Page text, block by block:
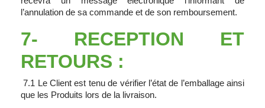
l’annulation de sa commande et de son remboursement.
7- RECEPTION ET
RETOURS :
7.1 Le Client est tenu de vérifier l’état de l’emballage ainsi
que les Produits lors de la livraison.